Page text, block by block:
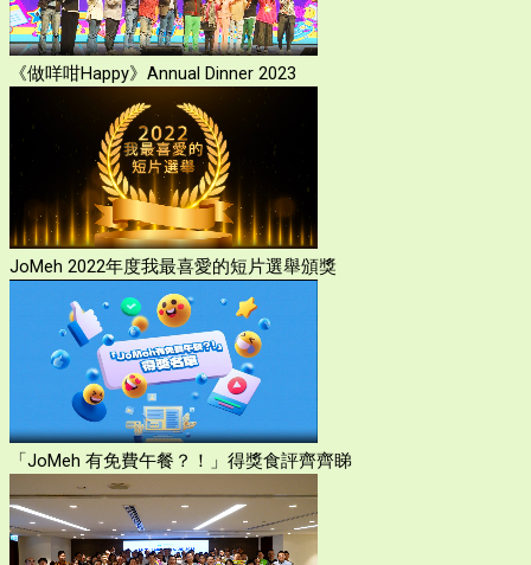
《做咩咁Happy》Annual Dinner 2023
JoMeh 2022年度我最喜愛的短片選舉頒獎
「JoMeh 有免費午餐？！」得獎食評齊齊睇